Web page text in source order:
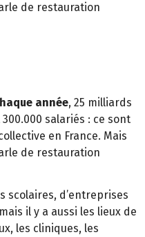
de restauration
année, 25 milliards
salariés : ce sont
en France. Mais
de restauration
scolaires, d’entreprises
il y a aussi les lieux de
les cliniques, les